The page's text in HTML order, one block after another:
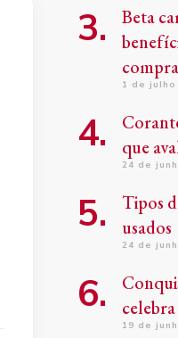
Beta
1 de julho
que
24 de
Tipos
usados
24 de
19 de